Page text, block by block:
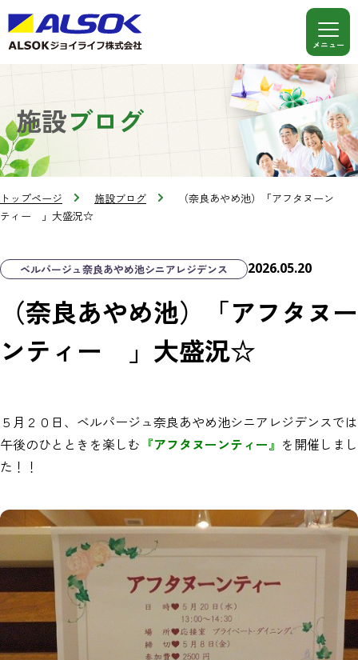
施設ブログ
トップページ 施設ブログ
（奈良あやめ池）「アフタヌーン
ティー 」大盛況☆
ベルパージュ奈良あやめ池シニアレジデンス 2026.05.20
（奈良あやめ池）「アフタヌー
ンティー 」大盛況☆
５月２０日、ベルパージュ奈良あやめ池シニアレジデンスでは
午後のひとときを楽しむ 『アフタヌーンティー』 を開催しまし
た！！